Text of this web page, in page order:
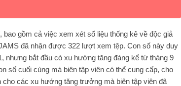
gồm cả việc xem xét số liệu thống kê về độc giả
đã nhận được 322 lượt xem tệp. Con số này duy
nhưng bắt đầu có xu hướng tăng đáng kể từ tháng 9
số cuối cùng mà biên tập viên có thể cung cấp, cho
các xu hướng tăng trưởng mà biên tập viên đã